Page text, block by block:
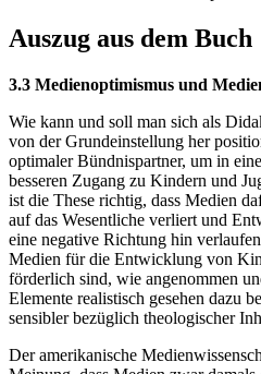
Auszug aus dem Buch
3.3 Medienoptimismus und
Wie kann und soll man sich als
von der Grundeinstellung her
optimaler Bündnispartner, um in
besseren Zugang zu Kindern und
ist die These richtig, dass Medien
auf das Wesentliche verliert und
eine negative Richtung hin
Medien für die Entwicklung von
förderlich sind, wie angenommen
Elemente realistisch gesehen dazu
sensibler bezüglich theologischer
Der amerikanische